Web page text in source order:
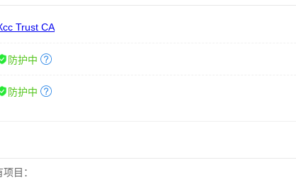
Trust CA
防护中
防护中
目：